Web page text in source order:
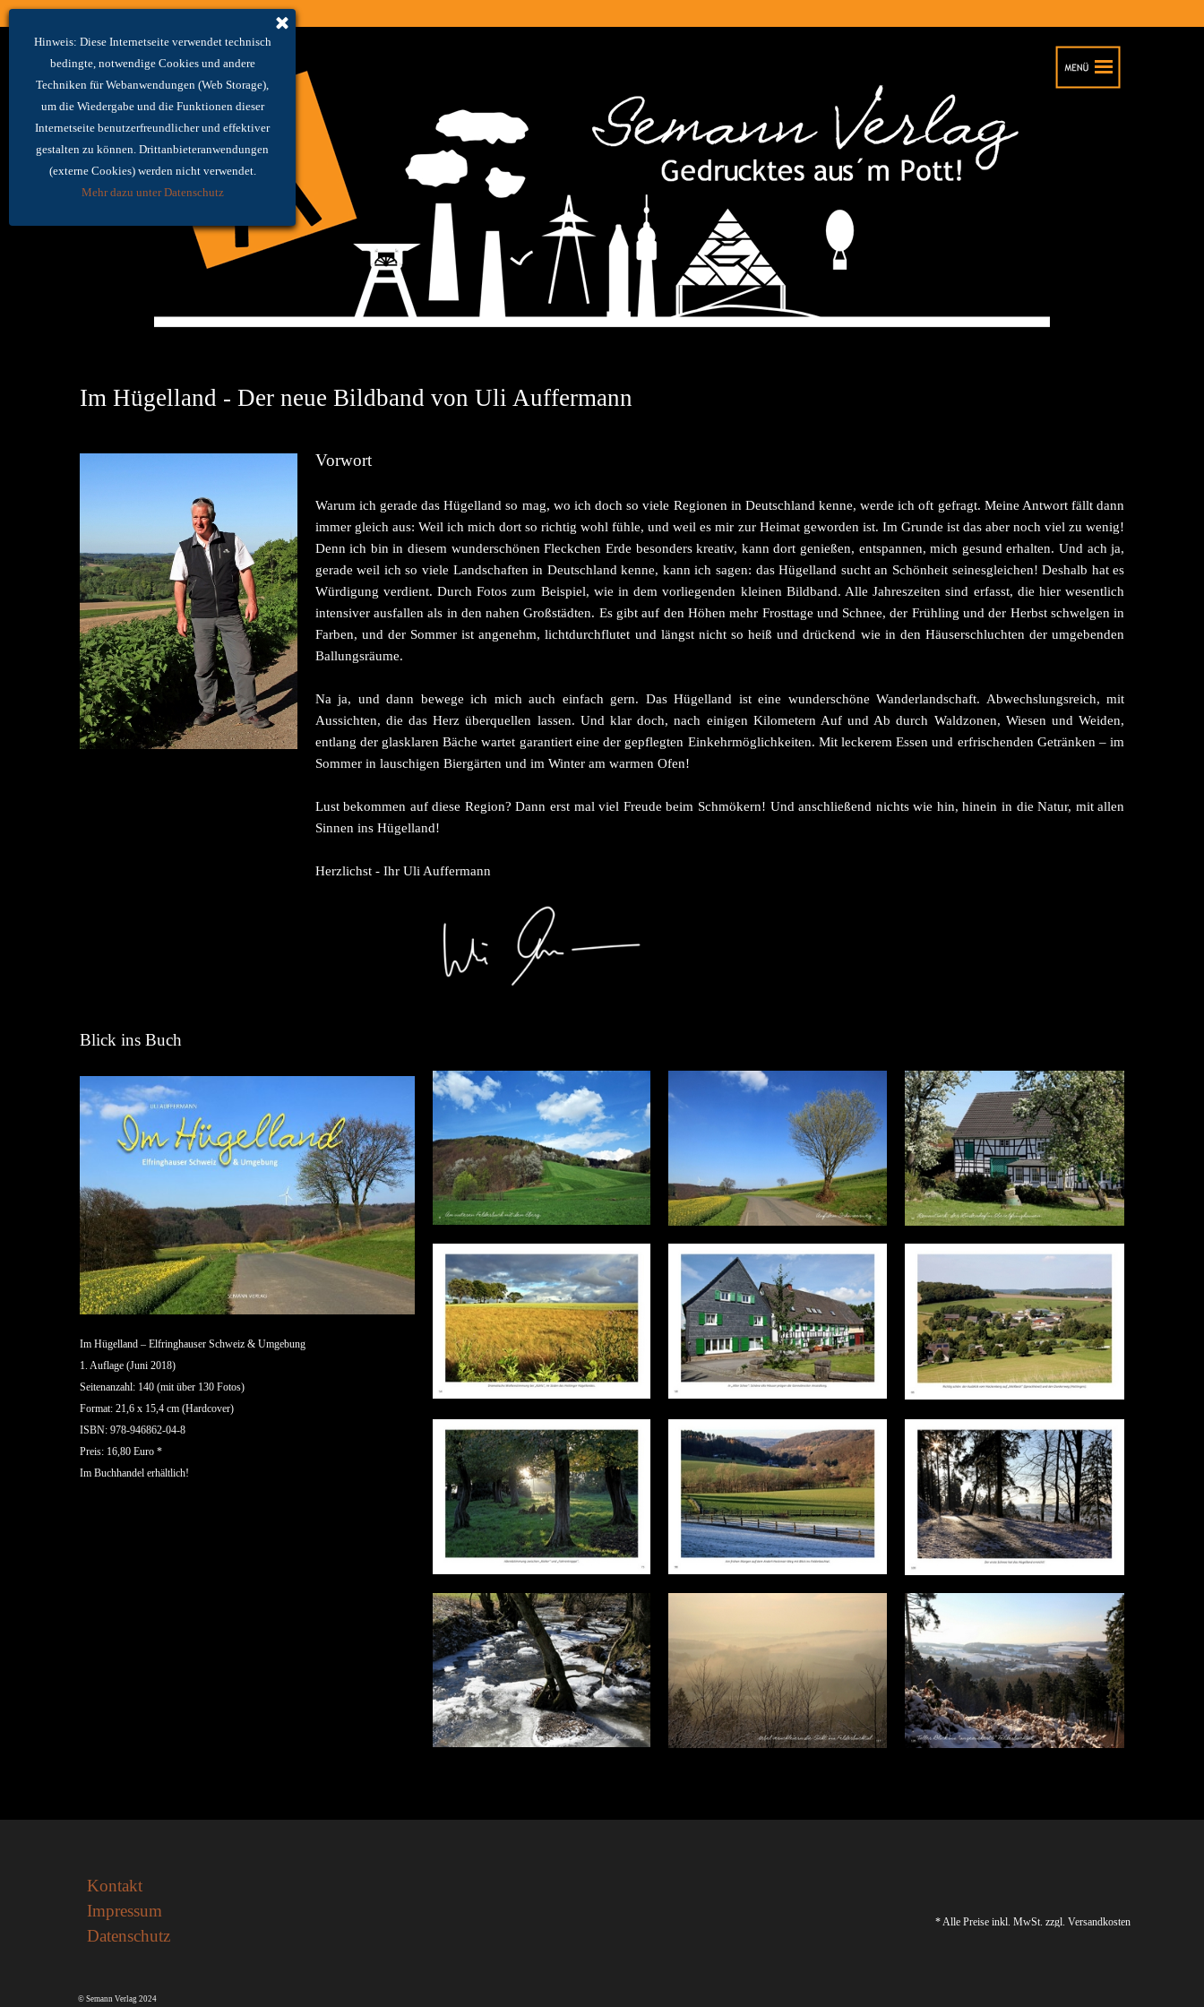
Im Hügelland - Der neue Bildband von Uli Auffermann
Vorwort
Warum ich gerade das Hügelland so mag, wo ich doch so viele Regionen in Deutschland kenne, werde ich oft gefragt. Meine Antwort fällt dann
immer gleich aus: Weil ich mich dort so richtig wohl fühle, und weil es mir zur Heimat geworden ist. Im Grunde ist das aber noch viel zu wenig!
Denn ich bin in diesem wunderschönen Fleckchen Erde besonders kreativ, kann dort genießen, entspannen, mich gesund erhalten. Und ach ja,
gerade weil ich so viele Landschaften in Deutschland kenne, kann ich sagen: das Hügelland sucht an Schönheit seinesgleichen! Deshalb hat es
Würdigung verdient. Durch Fotos zum Beispiel, wie in dem vorliegenden kleinen Bildband. Alle Jahreszeiten sind erfasst, die hier wesentlich
intensiver ausfallen als in den nahen Großstädten. Es gibt auf den Höhen mehr Frosttage und Schnee, der Frühling und der Herbst schwelgen in
Farben, und der Sommer ist angenehm, lichtdurchflutet und längst nicht so heiß und drückend wie in den Häuserschluchten der umgebenden
Ballungsräume.
Na ja, und dann bewege ich mich auch einfach gern. Das Hügelland ist eine wunderschöne Wanderlandschaft. Abwechslungsreich, mit
Aussichten, die das Herz überquellen lassen. Und klar doch, nach einigen Kilometern Auf und Ab durch Waldzonen, Wiesen und Weiden,
entlang der glasklaren Bäche wartet garantiert eine der gepflegten Einkehrmöglichkeiten. Mit leckerem Essen und erfrischenden Getränken – im
Sommer in lauschigen Biergärten und im Winter am warmen Ofen!
Lust bekommen auf diese Region? Dann erst mal viel Freude beim Schmökern! Und anschließend nichts wie hin, hinein in die Natur, mit allen
Sinnen ins Hügelland!
Herzlichst - Ihr Uli Auffermann
Blick ins Buch
Im Hügelland – Elfringhauser Schweiz & Umgebung
1. Auflage (Juni 2018)
Seitenanzahl: 140 (mit über 130 Fotos)
Format: 21,6 x 15,4 cm (Hardcover)
ISBN: 978-946862-04-8
Preis: 16,80 Euro *
Im Buchhandel erhältlich!
© Semann Verlag 2024
Kontakt
Impressum
Datenschutz
* Alle Preise inkl. MwSt. zzgl. Versandkosten
Hinweis: Diese Internetseite verwendet technisch
bedingte, notwendige Cookies und andere
Techniken für Webanwendungen (Web Storage),
um die Wiedergabe und die Funktionen dieser
Internetseite benutzerfreundlicher und effektiver
gestalten zu können. Drittanbieteranwendungen
(externe Cookies) werden nicht verwendet.
Mehr dazu unter Datenschutz